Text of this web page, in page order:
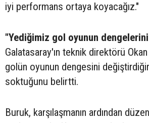
iyi performans ortaya koyacağız."
"Yediğimiz gol oyunun
Galatasaray'ın teknik direktörü
golün oyunun dengesini
soktuğunu belirtti.
Buruk, karşılaşmanın ardından